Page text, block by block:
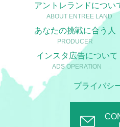
アントレランドについ
ABOUT ENTREE LAND
あなたの挑戦に合う人
PRODUCER
インスタ広告について
ADS OPERATION
プライバシ